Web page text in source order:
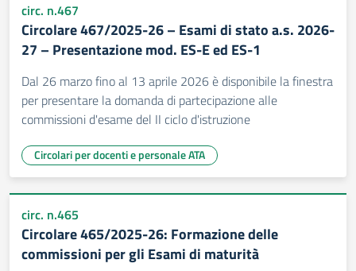
circ. n.467
Circolare 467/2025-26 – Esami di stato a.s. 2026-
27 – Presentazione mod. ES-E ed ES-1
Dal 26 marzo fino al 13 aprile 2026 è disponibile la finestra
per presentare la domanda di partecipazione alle
commissioni d'esame del II ciclo d'istruzione
Circolari per docenti e personale ATA
circ. n.465
Circolare 465/2025-26: Formazione delle
commissioni per gli Esami di maturità